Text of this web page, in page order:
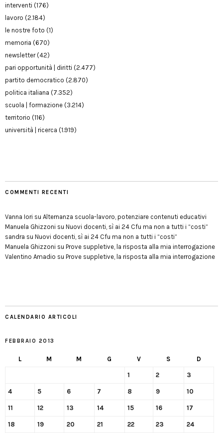
interventi (176)
lavoro (2.184)
le nostre foto (1)
memoria (670)
newsletter(42)
pari opportunità | diritti (2.477)
partito democratico (2.870)
politica italiana (7.352)
scuola | formazione (3.214)
territorio (116)
università | ricerca (1.919)
COMMENTI RECENTI
Vanna Iori su Alternanza scuola-lavoro, potenziare contenuti educativi
Manuela Ghizzoni su Nuovi docenti, sì ai 24 Cfu ma non a tutti i “costi”
sandra su Nuovi docenti, sì ai 24 Cfu ma non a tutti i “costi”
Manuela Ghizzoni su Prove suppletive, la risposta alla mia interrogazione
Valentino Amadio su Prove suppletive, la risposta alla mia interrogazione
CALENDARIO ARTICOLI
FEBBRAIO 2013
L M M G V S D
1 2 3
4 5 6 7 8 9 10
11 12 13 14 15 16 17
18 19 20 21 22 23 24